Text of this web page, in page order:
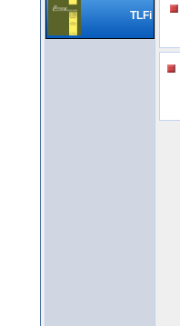
TLFi